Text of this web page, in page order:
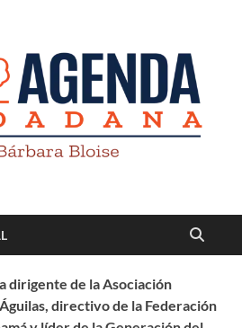
dirigente de la Asociación
directivo de la Federación